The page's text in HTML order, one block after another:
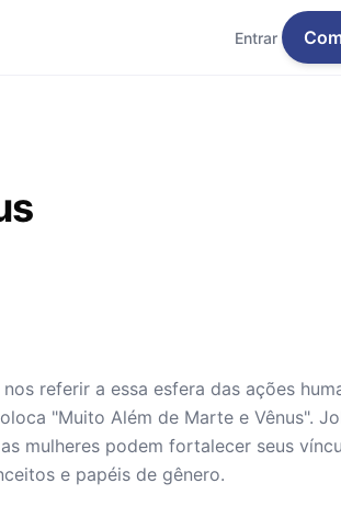
Entrar
referir a essa esfera das ações
"Muito Além de Marte e Vênus".
mulheres podem fortalecer seus
e papéis de gênero.